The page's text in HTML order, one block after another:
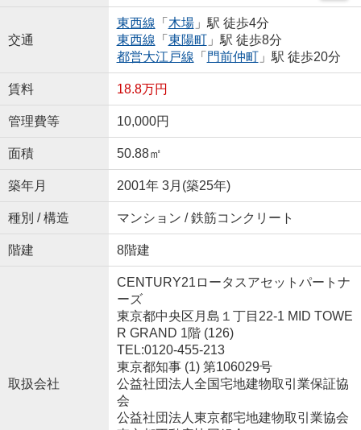
交通
東西線 「 木場」駅 徒歩4分
東西線 「 東陽町」駅 徒歩8分
都営大江戸線 「 門前仲町」駅 徒歩20分
賃料 18.8万円
管理費等 10,000円
面積 50.88㎡
築年月 2001年 3月(築25年)
種別 / 構造 マンション / 鉄筋コンクリート
階建 8階建
取扱会社
CENTURY21ロータスアセットパートナ
ーズ
東京都中央区月島１丁目22-1 MID TOWE
R GRAND 1階 (126)
TEL:0120-455-213
東京都知事 (1) 第106029号
公益社団法人全国宅地建物取引業保証協
会
公益社団法人東京都宅地建物取引業協会